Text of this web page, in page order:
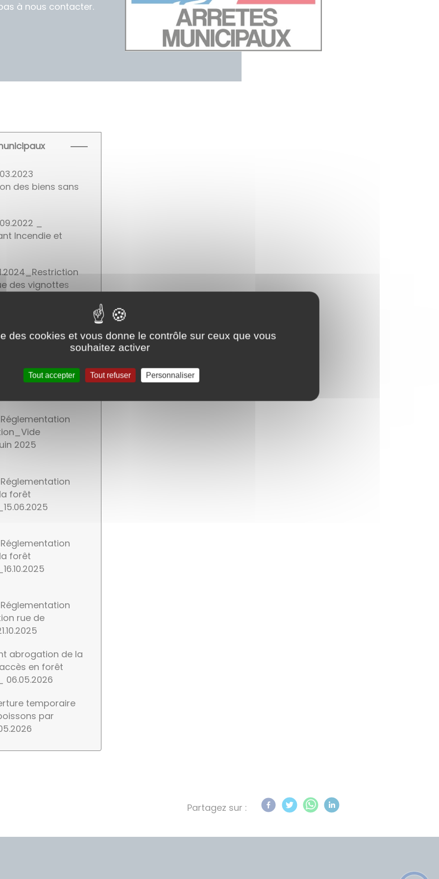
à nous contacter.
des biens sans
_
Incendie et
des vignottes
2025
2025
forêt
forêt
rue de
abrogation de la
en forêt
06.05.2026
temporaire
par
Partagez sur :
des cookies et vous donne le contrôle sur ceux que vous
souhaitez activer
Tout accepter Tout refuser Personnaliser